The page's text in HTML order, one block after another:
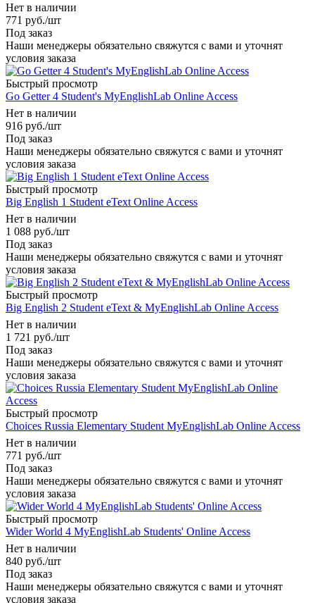
Нет в наличии
771 руб./шт
Под заказ
Наши менеджеры обязательно свяжутся с вами и уточнят
условия заказа
Быстрый просмотр
Go Getter 4 Student's MyEnglishLab Online Access
Нет в наличии
916 руб./шт
Под заказ
Наши менеджеры обязательно свяжутся с вами и уточнят
условия заказа
Быстрый просмотр
Big English 1 Student eText Online Access
Нет в наличии
1 088 руб./шт
Под заказ
Наши менеджеры обязательно свяжутся с вами и уточнят
условия заказа
Быстрый просмотр
Big English 2 Student eText & MyEnglishLab Online Access
Нет в наличии
1 721 руб./шт
Под заказ
Наши менеджеры обязательно свяжутся с вами и уточнят
условия заказа
Быстрый просмотр
Choices Russia Elementary Student MyEnglishLab Online Access
Нет в наличии
771 руб./шт
Под заказ
Наши менеджеры обязательно свяжутся с вами и уточнят
условия заказа
Быстрый просмотр
Wider World 4 MyEnglishLab Students' Online Access
Нет в наличии
840 руб./шт
Под заказ
Наши менеджеры обязательно свяжутся с вами и уточнят
условия заказа